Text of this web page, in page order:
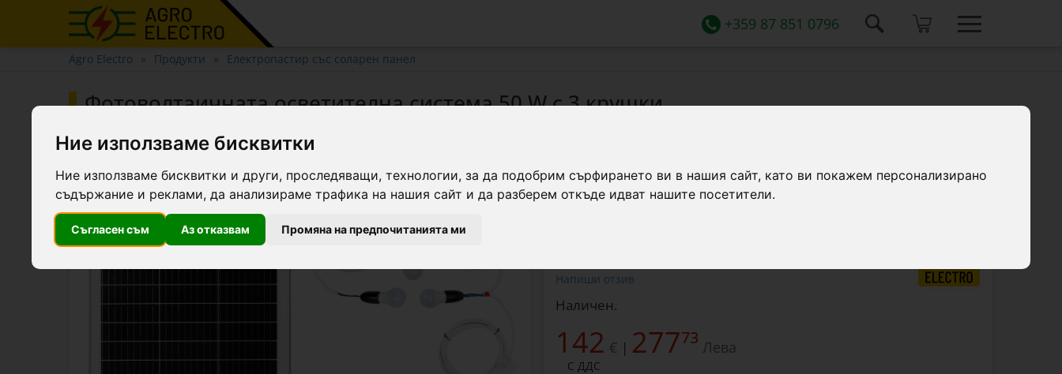
Ние използваме бисквитки
Ние използваме бисквитки и други, проследяващи, технологии, за да подобрим сърфирането ви в нашия сайт, като ви покажем персонализирано
съдържание и реклами, да анализираме трафика на нашия сайт и да разберем откъде идват нашите посетители.
Съгласен съм Аз отказвам Промяна на предпочитанията ми
+359 87 851 0796
Agro Electro Продукти Електропастир със соларен панел
Фотоволтаичната осветителна система 50 W с 3 крушки
регулатор на зареждането PWM 10 A и 3 LED крушки.
Напиши отзив
Наличен.
142 € | 27773 Лева
С ДДС